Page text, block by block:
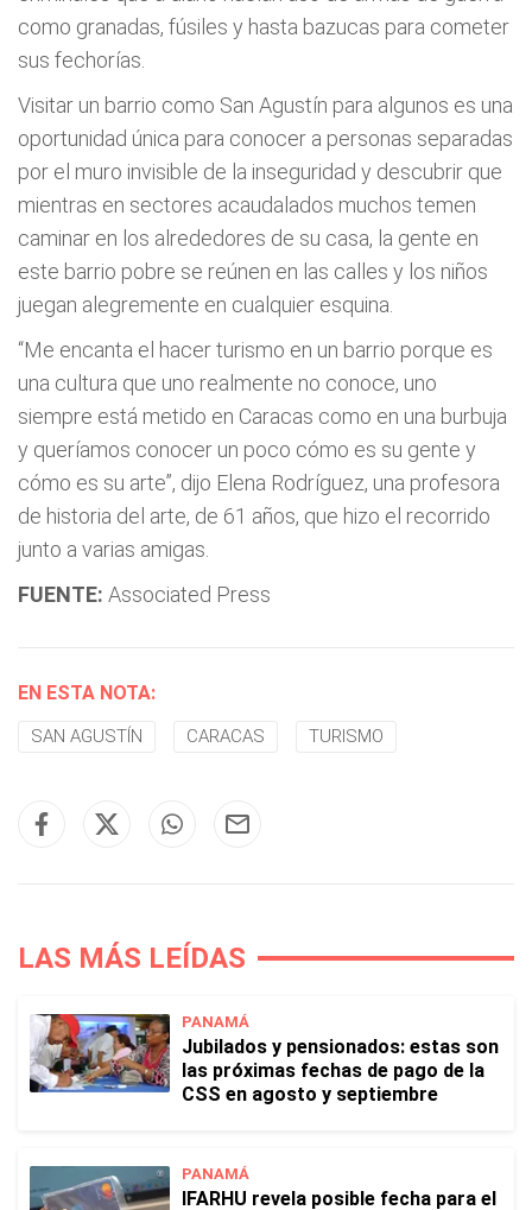
como granadas, fúsiles y hasta bazucas para cometer
sus fechorías.
Visitar un barrio como San Agustín para algunos es una
oportunidad única para conocer a personas separadas
por el muro invisible de la inseguridad y descubrir que
mientras en sectores acaudalados muchos temen
caminar en los alrededores de su casa, la gente en
este barrio pobre se reúnen en las calles y los niños
juegan alegremente en cualquier esquina.
“Me encanta el hacer turismo en un barrio porque es
una cultura que uno realmente no conoce, uno
siempre está metido en Caracas como en una burbuja
y queríamos conocer un poco cómo es su gente y
cómo es su arte”, dijo Elena Rodríguez, una profesora
de historia del arte, de 61 años, que hizo el recorrido
junto a varias amigas.
FUENTE: Associated Press
EN ESTA NOTA:
SAN AGUSTÍN CARACAS TURISMO
LAS MÁS LEÍDAS
PANAMÁ
Jubilados y pensionados: estas son
las próximas fechas de pago de la
CSS en agosto y septiembre
PANAMÁ
IFARHU revela posible fecha para el